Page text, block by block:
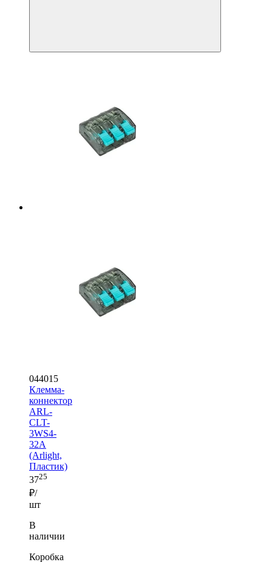
044015
Клемма-
коннектор
ARL-
CLT-
3WS4-
32A
(Arlight,
Пластик)
3725
₽/
шт
В
наличии
Коробка